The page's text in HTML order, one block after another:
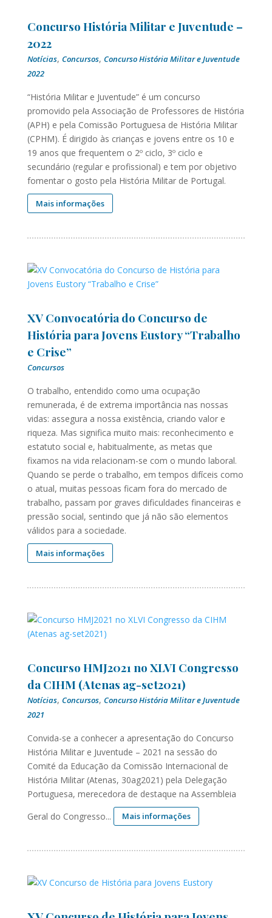
Concurso História Militar e Juventude –
2022
Notícias, Concursos, Concurso História Militar e Juventude
2022
“História Militar e Juventude” é um concurso
promovido pela Associação de Professores de História
(APH) e pela Comissão Portuguesa de História Militar
(CPHM). É dirigido às crianças e jovens entre os 10 e
19 anos que frequentem o 2º ciclo, 3º ciclo e
secundário (regular e profissional) e tem por objetivo
fomentar o gosto pela História Militar de Portugal.
Mais informações
XV Convocatória do Concurso de
História para Jovens Eustory “Trabalho
e Crise”
Concursos
O trabalho, entendido como uma ocupação
remunerada, é de extrema importância nas nossas
vidas: assegura a nossa existência, criando valor e
riqueza. Mas significa muito mais: reconhecimento e
estatuto social e, habitualmente, as metas que
fixamos na vida relacionam-se com o mundo laboral.
Quando se perde o trabalho, em tempos difíceis como
o atual, muitas pessoas ficam fora do mercado de
trabalho, passam por graves dificuldades financeiras e
pressão social, sentindo que já não são elementos
válidos para a sociedade.
Mais informações
Concurso HMJ2021 no XLVI Congresso
da CIHM (Atenas ag-set2021)
Notícias, Concursos, Concurso História Militar e Juventude
2021
Convida-se a conhecer a apresentação do Concurso
História Militar e Juventude – 2021 na sessão do
Comité da Educação da Comissão Internacional de
História Militar (Atenas, 30ag2021) pela Delegação
Portuguesa, merecedora de destaque na Assembleia
Geral do Congresso...
Mais informações